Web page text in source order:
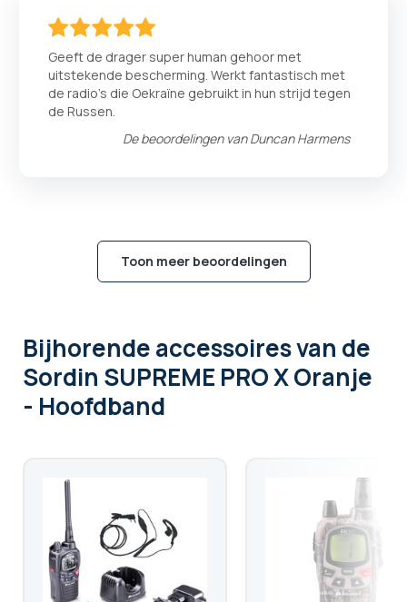
Geeft de drager super human gehoor met
uitstekende bescherming. Werkt fantastisch met
de radio's die Oekraïne gebruikt in hun strijd tegen
de Russen.
De beoordelingen vanDuncan Harmens
Toon meer beoordelingen
Bijhorende accessoiresvan de
Sordin SUPREME PRO X Oranje
- Hoofdband